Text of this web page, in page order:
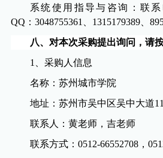
系统使用指导与咨询：联系
QQ ： 3048755361 1315179389、
八、对本次采购提出询问，请
1
、采购人信息
名称：苏州城市学院
地址： 苏州市吴中区吴中大道
联系人：黄老师，吉老师
联系方式： 0512-66552708，